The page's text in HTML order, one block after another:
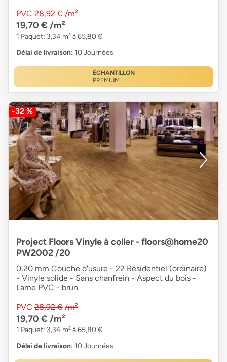
PVC 28,92 € /m²
19,70 € /m²
1 Paquet: 3,34 m² à 65,80 €
Délai de livraison: 10 Journées
ÉCHANTILLON
PREMIUM
-32 %
Project Floors Vinyle à coller - floors@home20
PW2002 /20
0,20 mm Couche d'usure - 22 Résidentiel (ordinaire)
- Vinyle solide - Sans chanfrein - Aspect du bois -
Lame PVC - brun
PVC 28,92 € /m²
19,70 € /m²
1 Paquet: 3,34 m² à 65,80 €
Délai de livraison: 10 Journées